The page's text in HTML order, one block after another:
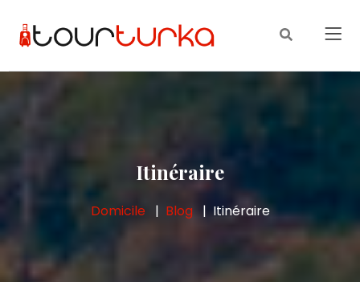
Itinéraire
Domicile Blog Itinéraire